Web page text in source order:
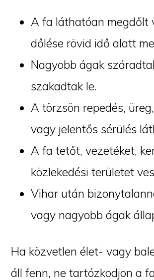
A fa láthatóan megdőlt
dőlése rövid idő alatt
Nagyobb ágak
szakadtak le.
A törzsön repedés,
vagy jelentős sérülés
A fa tetőt, vezetéket,
közlekedési területet
Vihar után
vagy nagyobb ágak
Ha közvetlen élet- vagy
áll fenn, ne tartózkodjon a